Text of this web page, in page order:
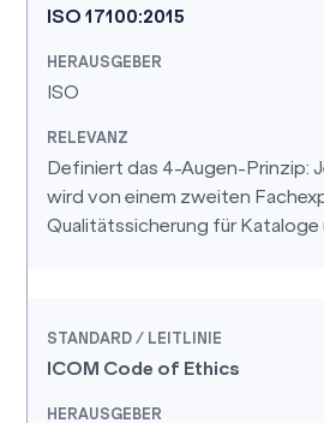
ISO 17100:2015
ISO
Definiert das 4-Augen-Prinzip:
wird von einem zweiten
Qualitätssicherung für Kataloge
ICOM Code of Ethics